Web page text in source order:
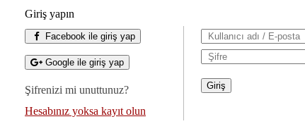
Giriş yapın
Facebook ile giriş yap
Google ile giriş yap
Şifrenizi mi unuttunuz?
Hesabınız yoksa kayıt olun